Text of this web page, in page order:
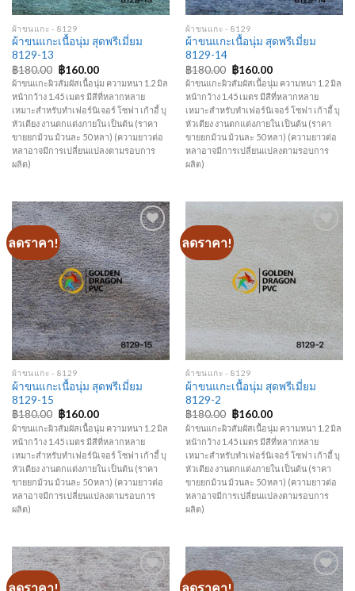
ผ้าขนแกะ - 8129
ผ้าขนแกะเนื้อนุ่ม สุดพรีเมี่ยม
8129-13
฿180.00 Original
price
was:
฿180.00.
฿160.00Current
price
is:
฿160.00.
ผ้าขนแกะผิวสัมผัสเนื้อนุ่ม ความหนา 1.2 มิล
หน้ากว้าง 1.45 เมตร มีสีที่หลากหลาย
เหมาะสำหรับทำเฟอร์นิเจอร์ โซฟา เก้าอี้ บุ
หัวเตียง งานตกแต่งภายใน เป็นต้น (ราคา
ขายยกม้วน ม้วนละ 50 หลา) (ความยาวต่อ
หลาอาจมีการเปลี่ยนแปลงตามรอบการ
ผลิต)
ผ้าขนแกะ - 8129
ผ้าขนแกะเนื้อนุ่ม สุดพรีเมี่ยม
8129-14
฿180.00 Original
price
was:
฿180.00.
฿160.00Current
price
is:
฿160.00.
ผ้าขนแกะผิวสัมผัสเนื้อนุ่ม ความหนา 1.2 มิล
หน้ากว้าง 1.45 เมตร มีสีที่หลากหลาย
เหมาะสำหรับทำเฟอร์นิเจอร์ โซฟา เก้าอี้ บุ
หัวเตียง งานตกแต่งภายใน เป็นต้น (ราคา
ขายยกม้วน ม้วนละ 50 หลา) (ความยาวต่อ
หลาอาจมีการเปลี่ยนแปลงตามรอบการ
ผลิต)
ลดราคา!
Add to
Wishlist
ผ้าขนแกะ - 8129
ผ้าขนแกะเนื้อนุ่ม สุดพรีเมี่ยม
8129-15
฿180.00 Original
price
was:
฿180.00.
฿160.00Current
price
is:
฿160.00.
ผ้าขนแกะผิวสัมผัสเนื้อนุ่ม ความหนา 1.2 มิล
หน้ากว้าง 1.45 เมตร มีสีที่หลากหลาย
เหมาะสำหรับทำเฟอร์นิเจอร์ โซฟา เก้าอี้ บุ
หัวเตียง งานตกแต่งภายใน เป็นต้น (ราคา
ขายยกม้วน ม้วนละ 50 หลา) (ความยาวต่อ
หลาอาจมีการเปลี่ยนแปลงตามรอบการ
ผลิต)
ลดราคา!
Add to
Wishlist
ผ้าขนแกะ - 8129
ผ้าขนแกะเนื้อนุ่ม สุดพรีเมี่ยม
8129-2
฿180.00 Original
price
was:
฿180.00.
฿160.00Current
price
is:
฿160.00.
ผ้าขนแกะผิวสัมผัสเนื้อนุ่ม ความหนา 1.2 มิล
หน้ากว้าง 1.45 เมตร มีสีที่หลากหลาย
เหมาะสำหรับทำเฟอร์นิเจอร์ โซฟา เก้าอี้ บุ
หัวเตียง งานตกแต่งภายใน เป็นต้น (ราคา
ขายยกม้วน ม้วนละ 50 หลา) (ความยาวต่อ
หลาอาจมีการเปลี่ยนแปลงตามรอบการ
ผลิต)
ลดราคา! ลดราคา!